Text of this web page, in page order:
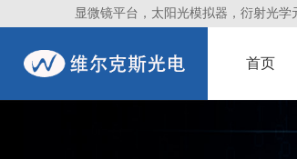
显微镜平台，太阳光模拟器，衍射光
首页